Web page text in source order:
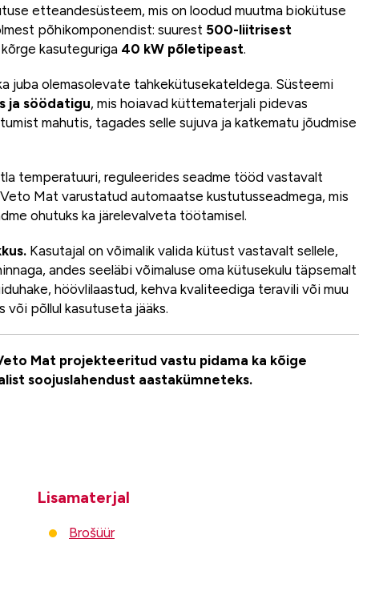
etteandesüsteem, mis on loodud muutma biokütuse
põhikomponendist: suurest 500-liitrisest
kasuteguriga 40 kW põletipeast.
juba olemasolevate tahkekütusekateldega. Süsteemi
ja söödatigu, mis hoiavad küttematerjali pidevas
mahutis, tagades selle sujuva ja katkematu jõudmise
temperatuuri, reguleerides seadme tööd vastavalt
Mat varustatud automaatse kustutusseadmega, mis
ohutuks ka järelevalveta töötamisel.
Kasutajal on võimalik valida kütust vastavalt sellele,
andes seeläbi võimaluse oma kütusekulu täpsemalt
höövlilaastud, kehva kvaliteediga teravili või muu
või põllul kasutuseta jääks.
Mat projekteeritud vastu pidama ka kõige
soojuslahendust aastakümneteks.
Lisamaterjal
Brošüür